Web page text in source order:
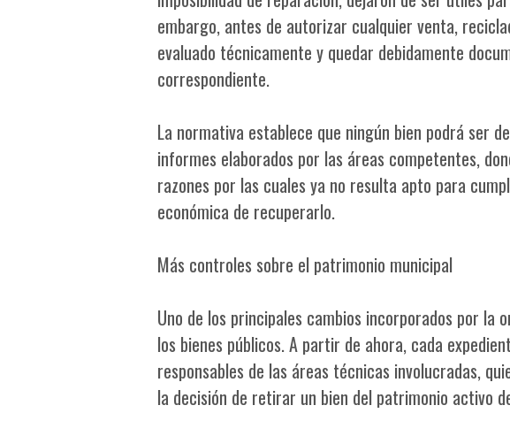
embargo, antes de autorizar cualquier venta,
evaluado técnicamente y quedar debidamente
correspondiente.
La normativa establece que ningún bien podrá ser
informes elaborados por las áreas competentes,
razones por las cuales ya no resulta apto para
económica de recuperarlo.
Más controles sobre el patrimonio municipal
Uno de los principales cambios incorporados por
los bienes públicos. A partir de ahora, cada
responsables de las áreas técnicas involucradas,
la decisión de retirar un bien del patrimonio activo